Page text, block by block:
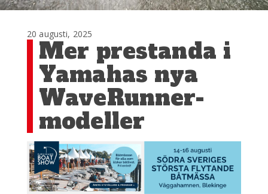
20 augusti, 2025
Mer prestanda i
Yamahas nya
WaveRunner-
modeller